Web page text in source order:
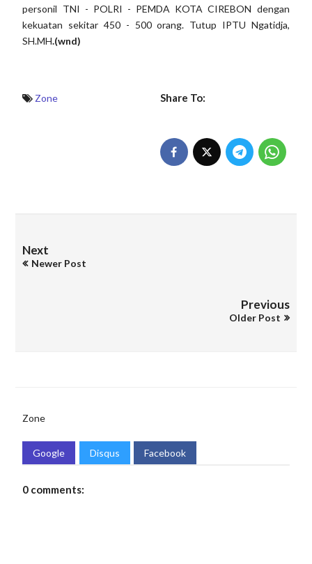
personil TNI - POLRI - PEMDA KOTA CIREBON dengan
kekuatan sekitar 450 - 500 orang. Tutup IPTU Ngatidja,
SH.MH.(wnd)
Zone Share To:
Next
Newer Post
Previous
Older Post
Zone
Google Disqus Facebook
0 comments: